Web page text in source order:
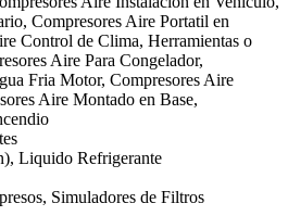
Compresores Aire Portatil en
Control de Clima, Herramientas o
Aire Para Congelador,
Fria Motor, Compresores Aire
Aire Montado en Base,
Liquido Refrigerante
Simuladores de Filtros